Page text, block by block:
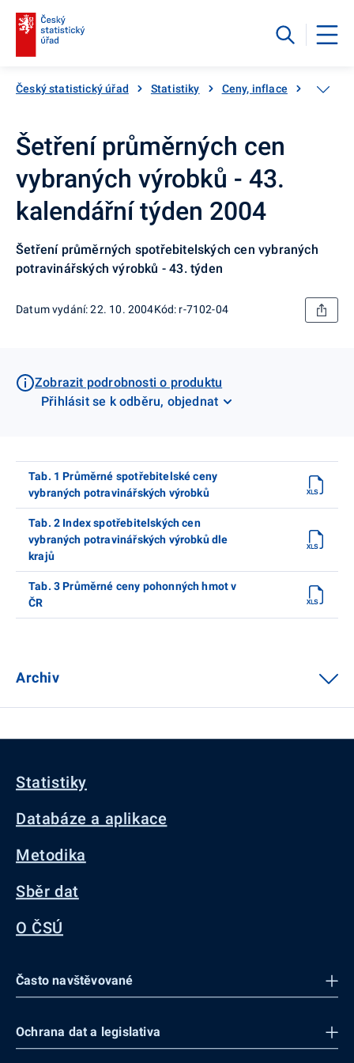
Český statistický úřad Statistiky Ceny, inflace
Šetření průměrných cen
vybraných výrobků - 43.
kalendářní týden 2004
Šetření průměrných spotřebitelských cen vybraných
potravinářských výrobků - 43. týden
Datum vydání: 22. 10. 2004Kód: r-7102-04
Zobrazit podrobnosti o produktu
Přihlásit se k odběru, objednat
Tab. 1 Průměrné spotřebitelské ceny
vybraných potravinářských výrobků
Tab. 2 Index spotřebitelských cen
vybraných potravinářských výrobků dle
krajů
Tab. 3 Průměrné ceny pohonných hmot v
ČR
Archiv
Statistiky
Databáze a aplikace
Metodika
Sběr dat
O ČSÚ
Často navštěvované
Ochrana dat a legislativa